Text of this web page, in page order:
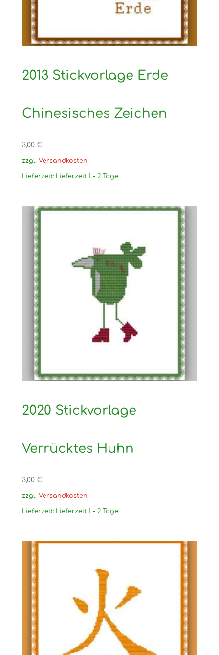
2013 Stickvorlage Erde
Chinesisches Zeichen
3,00 €
zzgl. Versandkosten
Lieferzeit: Lieferzeit 1 - 2 Tage
2020 Stickvorlage
Verrücktes Huhn
3,00 €
zzgl. Versandkosten
Lieferzeit: Lieferzeit 1 - 2 Tage